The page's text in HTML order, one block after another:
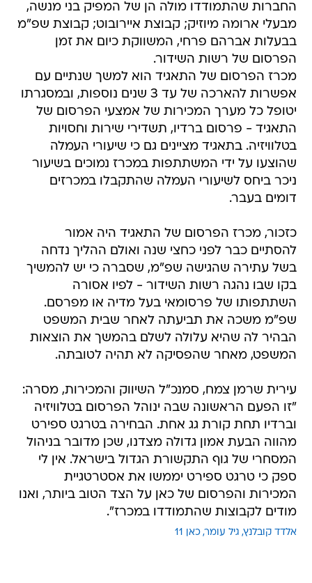
החברות שהתמודדו מולה הן של המפיק בני מנשה,
מבעלי ארומה מיוזיק; קבוצת איירובוט; קבוצת שפ"מ
בבעלות אברהם פרחי, המשווקת כיום את זמן
הפרסום של רשות השידור.
מכרז הפרסום של התאגיד הוא למשך שנתיים עם
אפשרות להארכה של עד 3 שנים נוספות, ובמסגרתו
יטופל כל מערך המכירות של אמצעי הפרסום של
התאגיד - פרסום ברדיו, תשדירי שירות וחסויות
בטלוויזיה. בתאגיד מציינים גם כי שיעורי העמלה
שהוצעו על ידי המשתתפות במכרז נמוכים בשיעור
ניכר ביחס לשיעורי העמלה שהתקבלו במכרזים
דומים בעבר.
כזכור, מכרז הפרסום של התאגיד היה אמור
להסתיים כבר לפני כחצי שנה ואולם ההליך נדחה
בשל עתירה שהגישה שפ"מ, שסברה כי יש להמשיך
בקו שבו נהגה רשות השידור - לפיו אסורה
השתתפותו של פרסומאי בעל מדיה או מפרסם.
שפ"מ משכה את תביעתה לאחר שבית המשפט
הבהיר לה שהיא עלולה לשלם בהמשך את הוצאות
המשפט, מאחר שהפסיקה לא תהיה לטובתה.
עירית שרמן צמח, סמנכ"ל השיווק והמכירות, מסרה:
"זו הפעם הראשונה שבה ינוהל הפרסום בטלוויזיה
וברדיו תחת קורת גג אחת. הבחירה בטרגט ספירט
מהווה הבעת אמון גדולה מצדנו, שכן מדובר בניהול
המסחרי של גוף התקשורת הגדול בישראל. אין לי
ספק כי טרגט ספירט יממשו את אסטרטגיית
המכירות והפרסום של כאן על הצד הטוב ביותר, ואנו
מודים לקבוצות שהתמודדו במכרז".
אלדד קובלנץ גיל עומר כאן 11